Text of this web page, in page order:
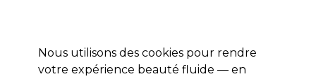
Se connecter
Nous utilisons des cookies pour rendre
votre expérience beauté fluide — en